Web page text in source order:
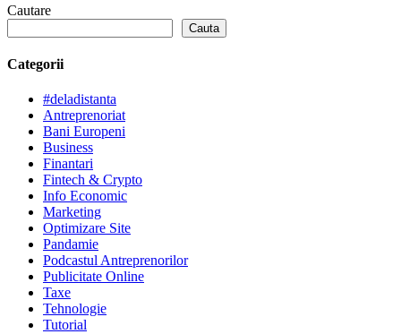
Cautare
Cauta
Categorii
#deladistanta
Antreprenoriat
Bani Europeni
Business
Finantari
Fintech & Crypto
Info Economic
Marketing
Optimizare Site
Pandamie
Podcastul Antreprenorilor
Publicitate Online
Taxe
Tehnologie
Tutorial